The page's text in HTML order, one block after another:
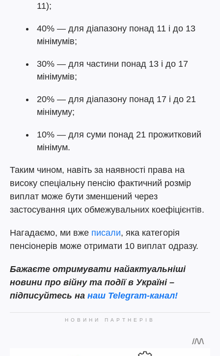
11);
40% — для діапазону понад 11 і до 13
мінімумів;
30% — для частини понад 13 і до 17
мінімумів;
20% — для діапазону понад 17 і до 21
мінімуму;
10% — для суми понад 21 прожитковий
мінімум.
Таким чином, навіть за наявності права на
високу спеціальну пенсію фактичний розмір
виплат може бути зменшений через
застосування цих обмежувальних коефіцієнтів.
Нагадаємо, ми вже писали, яка категорія
пенсіонерів може отримати 10 виплат одразу.
Бажаєте отримувати найактуальніші
новини про війну та події в Україні –
підписуйтесь на наш Telegram-канал!